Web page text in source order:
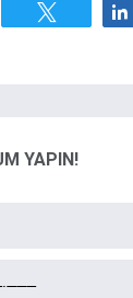
Tweetle
YAPIN!